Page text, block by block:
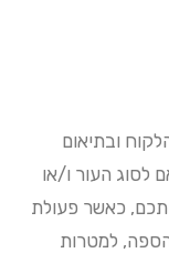
ובתיאום
לסוג העור ו/או
כאשר פעולת
הספה, למטרות